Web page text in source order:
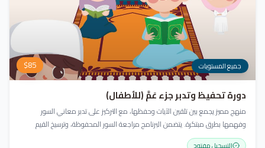
جميع المستويات $85
دورة تحفيظ وتدبر جزء عَمَّ (للأطفال)
منهج مميز يجمع بين تلقين الآيات وحفظها، مع التركيز على تدبر معاني السور
وفهمها بطرق مبتكرة. يتضمن البرنامج مراجعة السور المحفوظة، وترسيخ القيم
والأخلاق القرآنية، باستخدام أساليب ممتعة وأنشطة تفاعلية لتعزيز القراءة والفهم
التسجيل مفتوح